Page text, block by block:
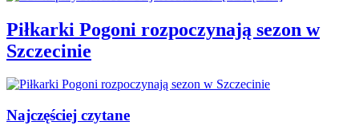
Piłkarki Pogoni rozpoczynają sezon w
Szczecinie
Najczęściej czytane